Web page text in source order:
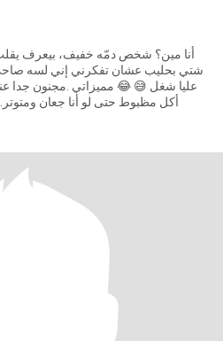
شتي بحليب عشان تفكرني إني لسه
عليا شغل 😅 😂
أكل مظبوط حتى لو أنا جعان ومتوتر.😂 ص فر و